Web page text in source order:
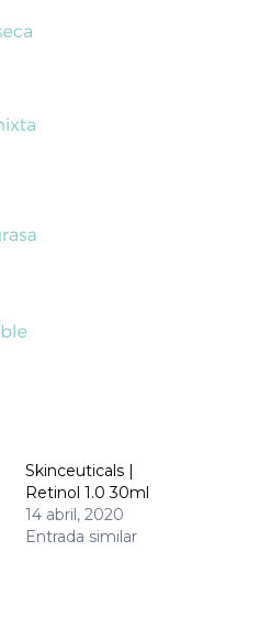
Skinceuticals |
Retinol 1.0 30ml
14 abril, 2020
Entrada similar